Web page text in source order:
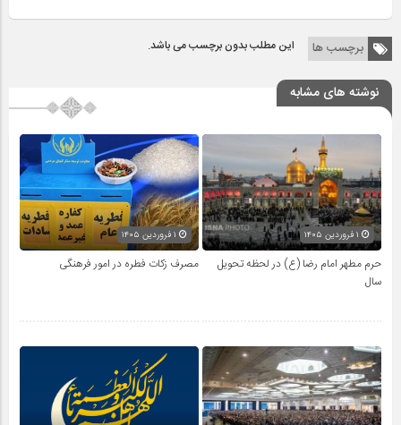
برچسب ها این مطلب بدون برچسب می باشد.
نوشته های مشابه
حرم مطهر امام رضا (ع) در لحظه تحویل
سال
مصرف زکات فطره در امور فرهنگی